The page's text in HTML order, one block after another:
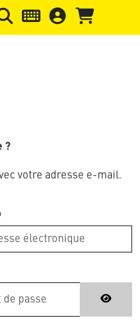
à l'en-tête de la page
?
votre adresse e-mail.